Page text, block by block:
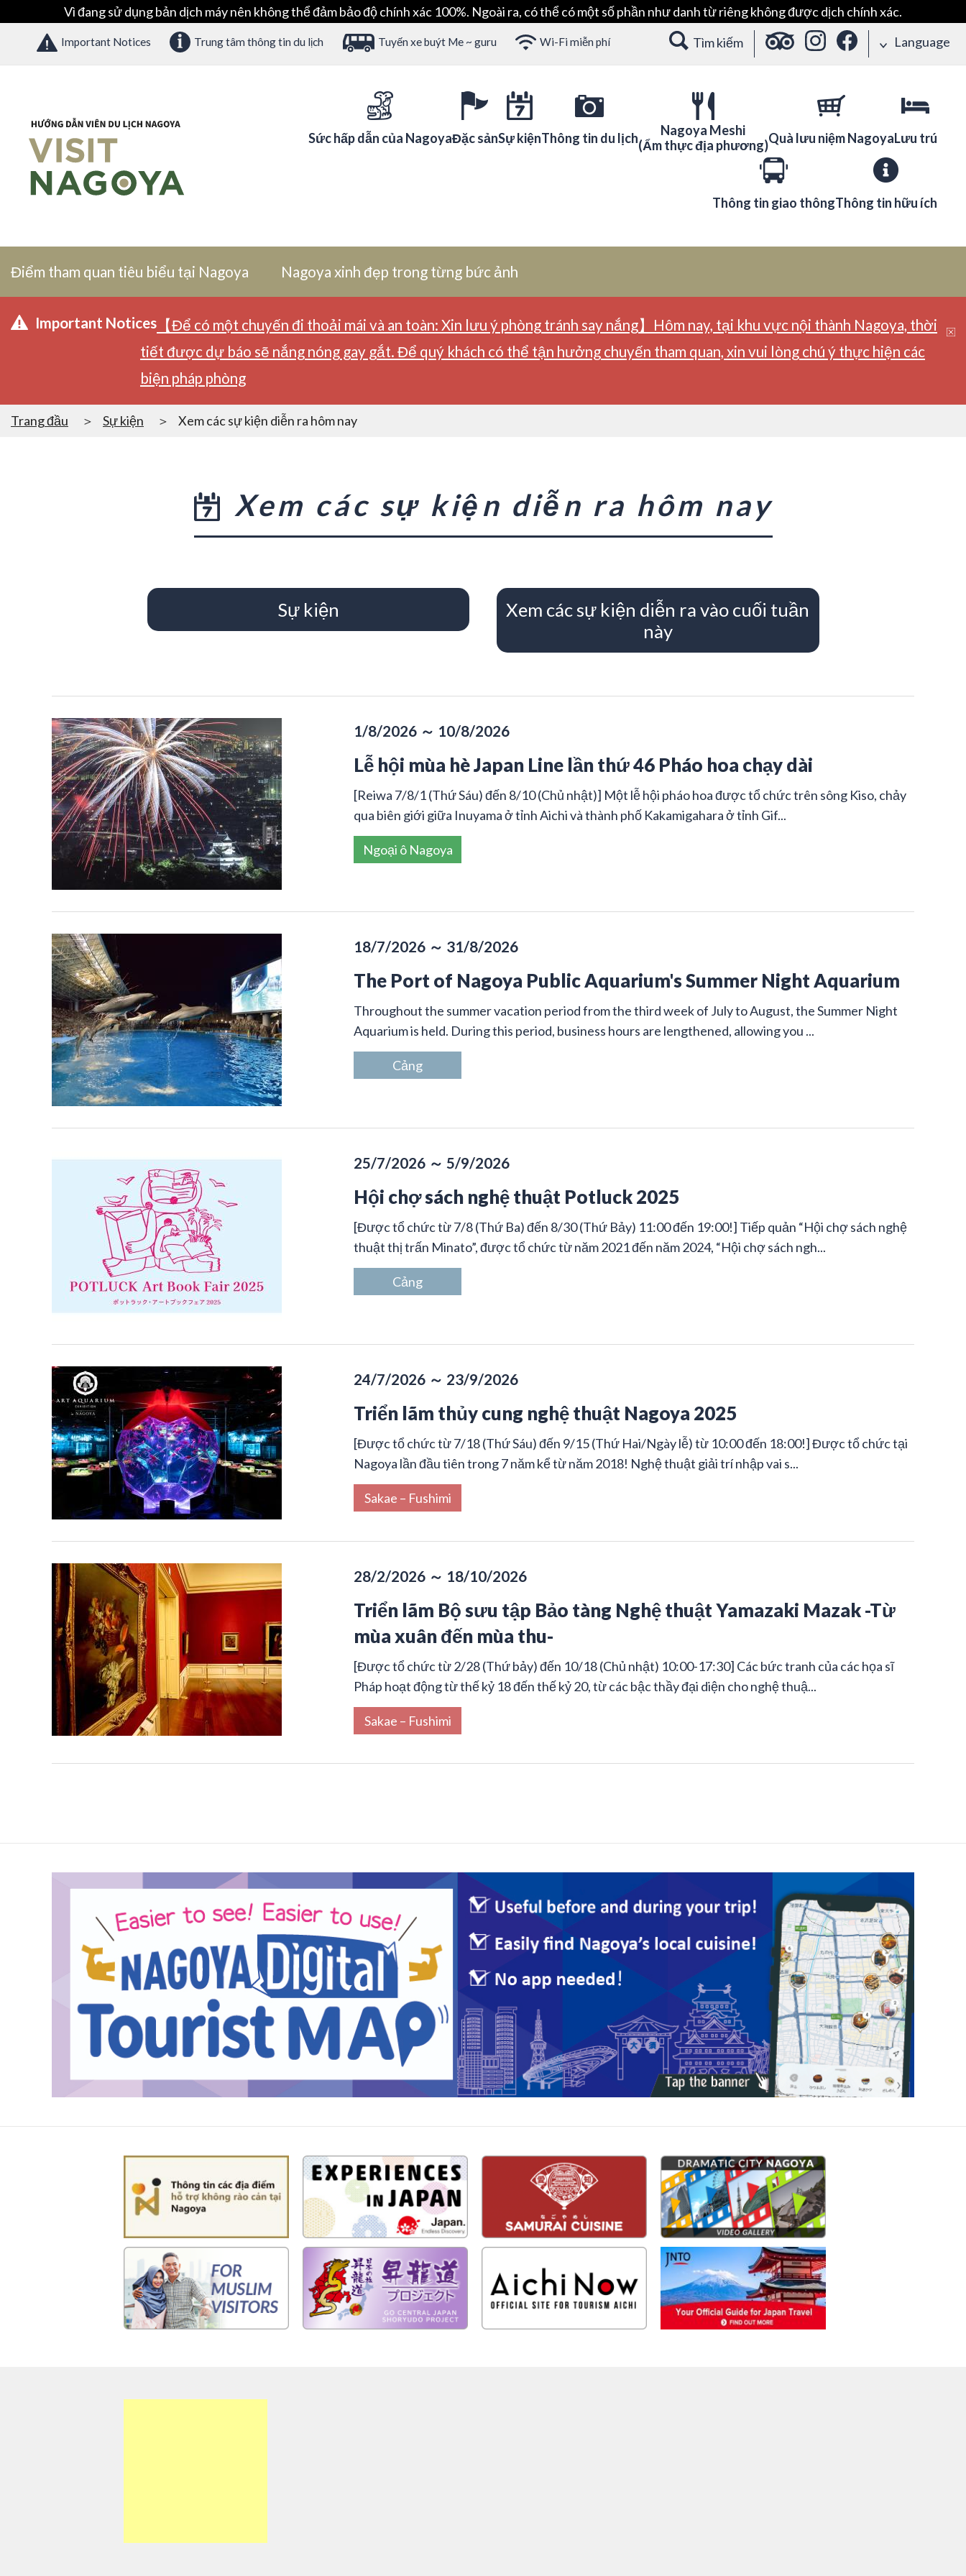
Vì đang sử dụng bản dịch máy nên không thể đảm bảo độ chính xác 100%. Ngoài ra, có thể có một số phần như danh từ riêng không được dịch chính xác.
Important Notices Trung tâm thông tin du lịch Tuyến xe buýt Me ~ guru Wi-Fi miễn phí Tìm kiếm Language
Sức hấp dẫn của NagoyaĐặc sảnSự kiệnThông tin du lịch
Nagoya Meshi
(Ẩm thực địa phương)Quà lưu niệm NagoyaLưu trú
Thông tin giao thôngThông tin hữu ích
Điểm tham quan tiêu biểu tại Nagoya Nagoya xinh đẹp trong từng bức ảnh
Important Notices 【Để có một chuyến đi thoải mái và an toàn: Xin lưu ý phòng tránh say nắng】Hôm nay, tại khu vực nội thành Nagoya, thời
tiết được dự báo sẽ nắng nóng gay gắt. Để quý khách có thể tận hưởng chuyến tham quan, xin vui lòng chú ý thực hiện các
biện pháp phòng
Trang đầu Sự kiện Xem các sự kiện diễn ra hôm nay
Xem các sự kiện diễn ra hôm nay
Sự kiện
Xem các sự kiện diễn ra vào cuối tuần
này
1/8/2026 ～ 10/8/2026
Lễ hội mùa hè Japan Line lần thứ 46 Pháo hoa chạy dài
[Reiwa 7/8/1 (Thứ Sáu) đến 8/10 (Chủ nhật)] Một lễ hội pháo hoa được tổ chức trên sông Kiso, chảy
qua biên giới giữa Inuyama ở tỉnh Aichi và thành phố Kakamigahara ở tỉnh Gif...
Ngoại ô Nagoya
18/7/2026 ～ 31/8/2026
The Port of Nagoya Public Aquarium's Summer Night Aquarium
Throughout the summer vacation period from the third week of July to August, the Summer Night
Aquarium is held. During this period, business hours are lengthened, allowing you ...
Cảng
25/7/2026 ～ 5/9/2026
Hội chợ sách nghệ thuật Potluck 2025
[Được tổ chức từ 7/8 (Thứ Ba) đến 8/30 (Thứ Bảy) 11:00 đến 19:00!] Tiếp quản “Hội chợ sách nghệ
thuật thị trấn Minato”, được tổ chức từ năm 2021 đến năm 2024, “Hội chợ sách ngh...
Cảng
24/7/2026 ～ 23/9/2026
Triển lãm thủy cung nghệ thuật Nagoya 2025
[Được tổ chức từ 7/18 (Thứ Sáu) đến 9/15 (Thứ Hai/Ngày lễ) từ 10:00 đến 18:00!] Được tổ chức tại
Nagoya lần đầu tiên trong 7 năm kể từ năm 2018! Nghệ thuật giải trí nhập vai s...
Sakae – Fushimi
28/2/2026 ～ 18/10/2026
Triển lãm Bộ sưu tập Bảo tàng Nghệ thuật Yamazaki Mazak -Từ
mùa xuân đến mùa thu-
[Được tổ chức từ 2/28 (Thứ bảy) đến 10/18 (Chủ nhật) 10:00-17:30] Các bức tranh của các họa sĩ
Pháp hoạt động từ thế kỷ 18 đến thế kỷ 20, từ các bậc thầy đại diện cho nghệ thuậ...
Sakae – Fushimi